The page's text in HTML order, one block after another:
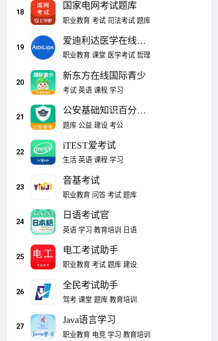
18
国家电网考试题库
职业教育 考试 司法考试 题库
19
爱迪利达医学在线考
试系统
职业教育 课堂 医学考试 哲理
20
新东方在线国际青少
考试 英语 课程 学习
21
公安基础知识百分题
库
题库 公益 建设 考公
22
iTEST爱考试
生活 英语 课程 学习
23
音基考试
职业教育 问答 考试 题库
24
日语考试官
英语 学习 教育培训 日语
25
电工考试助手
职业教育 考试 题库 建设
26
全民考试助手
驾考 课堂 题库 教育培训
27
Java语言学习
职业教育 电竞 学习 教育培训